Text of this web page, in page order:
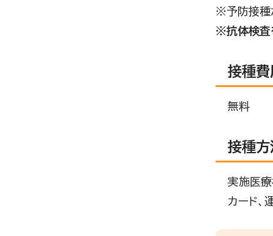
※予防接種
※抗体検査
接種費
無料
接種方
実施医
カード、